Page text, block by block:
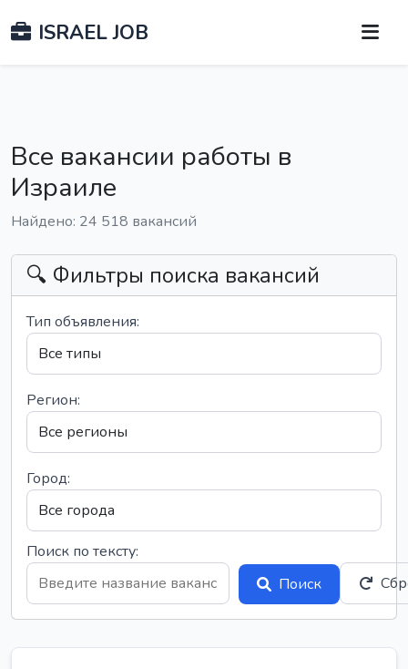
ISRAEL JOB
Все вакансии работы в
Израиле
Найдено: 24 518 вакансий
🔍 Фильтры поиска вакансий
Тип объявления:
Регион:
Город:
Поиск по тексту:
Поиск